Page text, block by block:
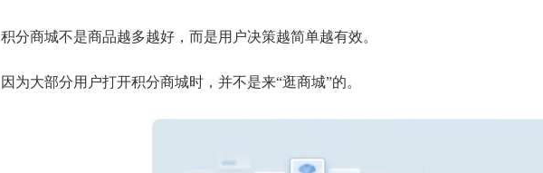
积分商城不是商品越多越好，而是用户决策越简单越有效。
因为大部分用户打开积分商城时，并不是来“逛商城”的。